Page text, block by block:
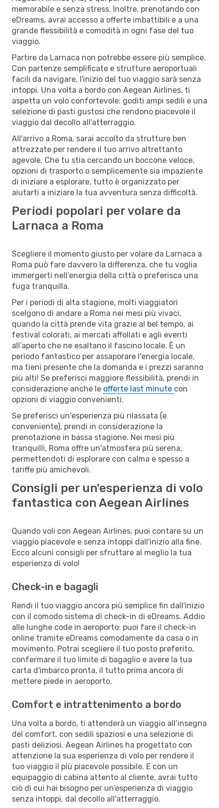
memorabile e senza stress. Inoltre, prenotando con
eDreams, avrai accesso a offerte imbattibili e a una
grande flessibilità e comodità in ogni fase del tuo
viaggio.
Partire da Larnaca non potrebbe essere più semplice.
Con partenze semplificate e strutture aeroportuali
facili da navigare, l'inizio del tuo viaggio sarà senza
intoppi. Una volta a bordo con Aegean Airlines, ti
aspetta un volo confortevole: goditi ampi sedili e una
selezione di pasti gustosi che rendono piacevole il
viaggio dal decollo all'atterraggio.
All'arrivo a Roma, sarai accolto da strutture ben
attrezzate per rendere il tuo arrivo altrettanto
agevole. Che tu stia cercando un boccone veloce,
opzioni di trasporto o semplicemente sia impaziente
di iniziare a esplorare, tutto è organizzato per
aiutarti a iniziare la tua avventura senza difficoltà.
Periodi popolari per volare da
Larnaca a Roma
Scegliere il momento giusto per volare da Larnaca a
Roma può fare davvero la differenza, che tu voglia
immergerti nell’energia della città o preferisca una
fuga tranquilla.
Per i periodi di alta stagione, molti viaggiatori
scelgono di andare a Roma nei mesi più vivaci,
quando la città prende vita grazie al bel tempo, ai
festival colorati, ai mercati affollati e agli eventi
all’aperto che ne esaltano il fascino locale. È un
periodo fantastico per assaporare l'energia locale,
ma tieni presente che la domanda e i prezzi saranno
più alti! Se preferisci maggiore flessibilità, prendi in
considerazione anche le offerte last minute con
opzioni di viaggio convenienti.
Se preferisci un'esperienza più rilassata (e
conveniente), prendi in considerazione la
prenotazione in bassa stagione. Nei mesi più
tranquilli, Roma offre un'atmosfera più serena,
permettendoti di esplorare con calma e spesso a
tariffe più amichevoli.
Consigli per un'esperienza di volo
fantastica con Aegean Airlines
Quando voli con Aegean Airlines, puoi contare su un
viaggio piacevole e senza intoppi dall'inizio alla fine.
Ecco alcuni consigli per sfruttare al meglio la tua
esperienza di volo!
Check-in e bagagli
Rendi il tuo viaggio ancora più semplice fin dall'inizio
con il comodo sistema di check-in di eDreams. Addio
alle lunghe code in aeroporto: puoi fare il check-in
online tramite eDreams comodamente da casa o in
movimento. Potrai scegliere il tuo posto preferito,
confermare il tuo limite di bagaglio e avere la tua
carta d'imbarco pronta, il tutto prima ancora di
mettere piede in aeroporto.
Comfort e intrattenimento a bordo
Una volta a bordo, ti attenderà un viaggio all’insegna
del comfort, con sedili spaziosi e una selezione di
pasti deliziosi. Aegean Airlines ha progettato con
attenzione la sua esperienza di volo per rendere il
tuo viaggio il più piacevole possibile. E con un
equipaggio di cabina attento al cliente, avrai tutto
ciò di cui hai bisogno per un’esperienza di viaggio
senza intoppi, dal decollo all'atterraggio.